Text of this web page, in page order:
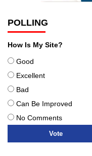
POLLING
How Is My Site?
Good
Excellent
Bad
Can Be Improved
No Comments